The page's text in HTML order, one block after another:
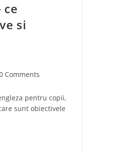
ce
si
Comments
pentru copii,
sunt obiectivele